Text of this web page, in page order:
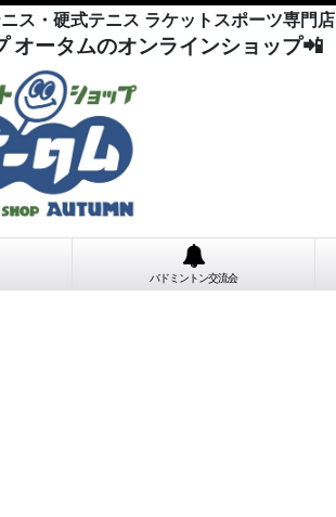
ス・硬式テニス ラケットスポーツ専門店
オータムのオンラインショップ📲
バドミントン交流会